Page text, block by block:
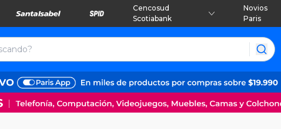
Cencosud
Scotiabank
Novios
Paris